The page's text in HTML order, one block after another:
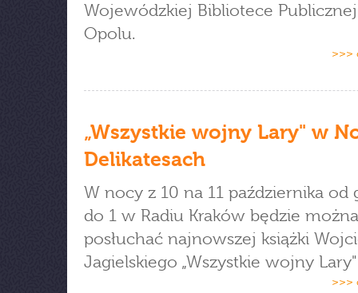
Wojewódzkiej Bibliotece
Opolu.
>>>
„Wszystkie wojny Lary" w
Delikatesach
W nocy z 10 na 11 października od
do 1 w Radiu Kraków będzie można
posłuchać najnowszej książki
Jagielskiego „Wszystkie wojny
>>>